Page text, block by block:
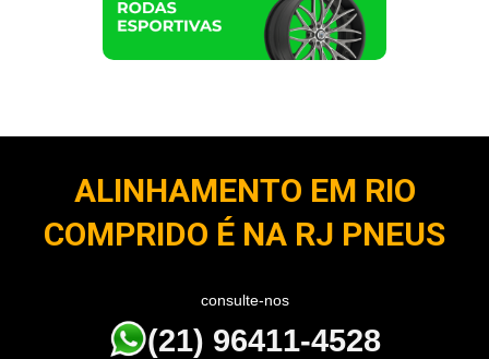
ALINHAMENTO EM RIO
COMPRIDO É NA RJ PNEUS
consulte-nos
(21) 96411-4528